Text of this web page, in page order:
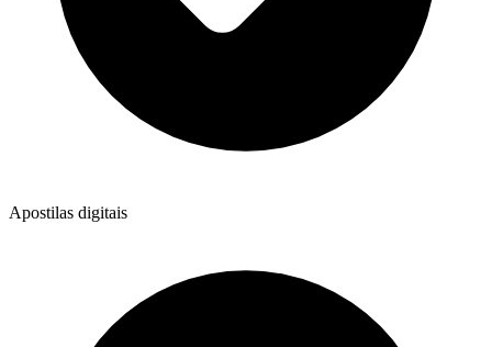
Apostilas digitais